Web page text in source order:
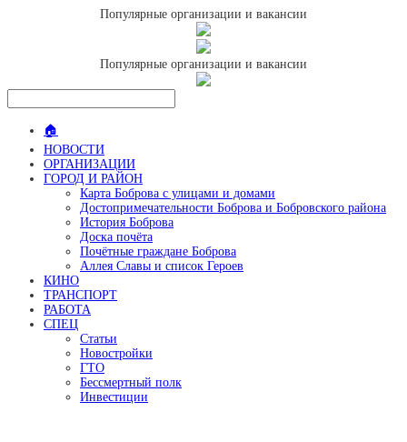
Популярные организации и вакансии
Популярные организации и вакансии
🏠
НОВОСТИ
ОРГАНИЗАЦИИ
ГОРОД И РАЙОН
Карта Боброва с улицами и домами
Достопримечательности Боброва и Бобровского района
История Боброва
Доска почёта
Почётные граждане Боброва
Аллея Славы и список Героев
КИНО
ТРАНСПОРТ
РАБОТА
СПЕЦ
Статьи
Новостройки
ГТО
Бессмертный полк
Инвестиции